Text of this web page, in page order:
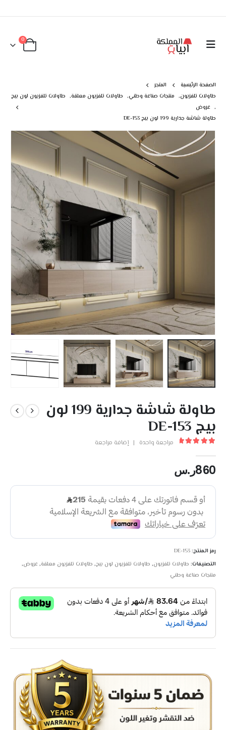
0
الصفحة الرئيسية
المتجر
طاولات تلفزيون, منتجات صناعة وطني, طاولات تلفزيون معلقة, طاولات تلفزيون لون بيج
, عروض
طاولة شاشة جدارية 199 لون بيج DE-153
طاولة شاشة جدارية 199 لون
بيج DE-153
مراجعة واحدة | إضافة مراجعة
860ر.س
رمز المنتج:DE-153
التصنيفات: طاولات تلفزيون, طاولات تلفزيون لون بيج, طاولات تلفزيون معلقة, عروض,
منتجات صناعة وطني